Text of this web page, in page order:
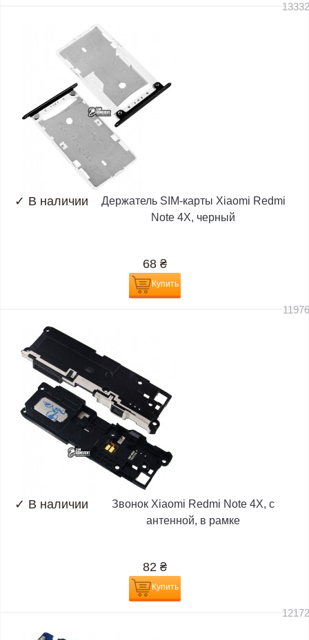
✓ В наличии
Держатель SIM-карты Xiaomi Redmi
Note 4X, черный
68 ₴
Купить
✓ В наличии
Звонок Xiaomi Redmi Note 4X, с
антенной, в рамке
82 ₴
Купить